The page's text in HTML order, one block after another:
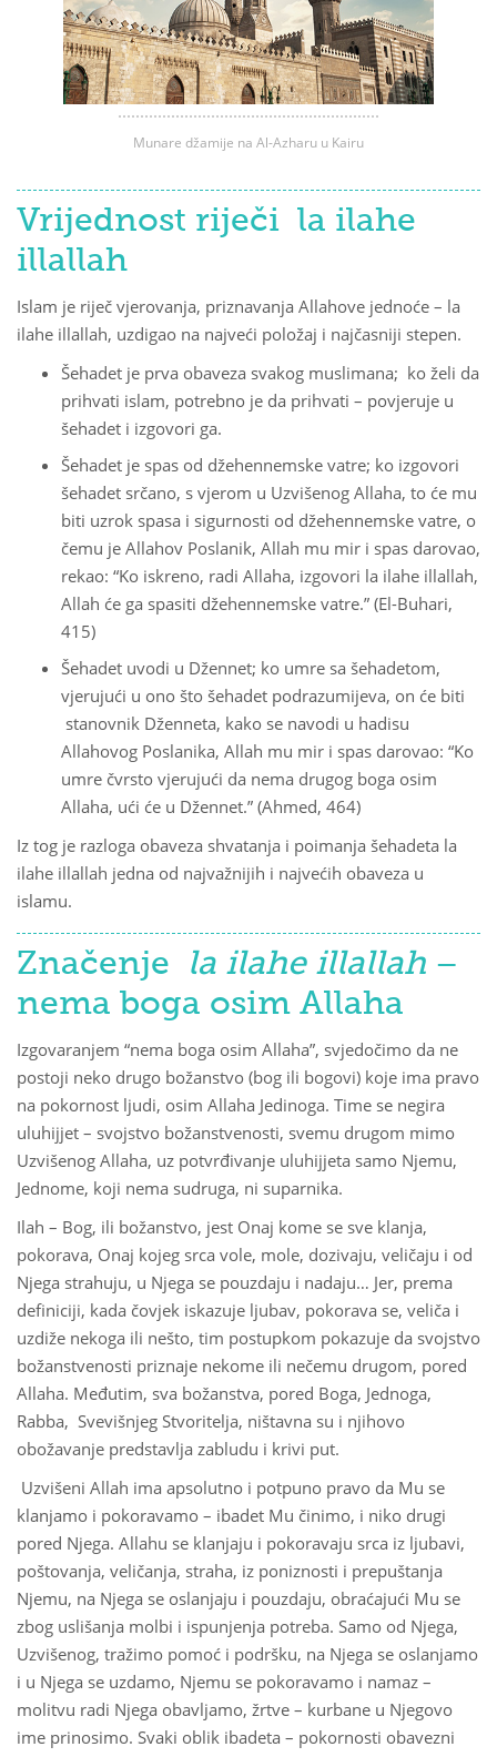
Munare džamije na Al-Azharu u Kairu
Vrijednost riječi la ilahe
illallah
Islam je riječ vjerovanja, priznavanja Allahove jednoće – la
ilahe illallah, uzdigao na najveći položaj i najčasniji stepen.
Šehadet je prva obaveza svakog muslimana; ko želi da
prihvati islam, potrebno je da prihvati – povjeruje u
šehadet i izgovori ga.
Šehadet je spas od džehennemske vatre; ko izgovori
šehadet srčano, s vjerom u Uzvišenog Allaha, to će mu
biti uzrok spasa i sigurnosti od džehennemske vatre, o
čemu je Allahov Poslanik, Allah mu mir i spas darovao,
rekao: “Ko iskreno, radi Allaha, izgovori la ilahe illallah,
Allah će ga spasiti džehennemske vatre.” (El-Buhari,
415)
Šehadet uvodi u Džennet; ko umre sa šehadetom,
vjerujući u ono što šehadet podrazumijeva, on će biti
stanovnik Dženneta, kako se navodi u hadisu
Allahovog Poslanika, Allah mu mir i spas darovao: “Ko
umre čvrsto vjerujući da nema drugog boga osim
Allaha, ući će u Džennet.” (Ahmed, 464)
Iz tog je razloga obaveza shvatanja i poimanja šehadeta la
ilahe illallah jedna od najvažnijih i najvećih obaveza u
islamu.
Značenje la ilahe illallah –
nema boga osim Allaha
Izgovaranjem “nema boga osim Allaha”, svjedočimo da ne
postoji neko drugo božanstvo (bog ili bogovi) koje ima pravo
na pokornost ljudi, osim Allaha Jedinoga. Time se negira
uluhijjet – svojstvo božanstvenosti, svemu drugom mimo
Uzvišenog Allaha, uz potvrđivanje uluhijjeta samo Njemu,
Jednome, koji nema sudruga, ni suparnika.
Ilah – Bog, ili božanstvo, jest Onaj kome se sve klanja,
pokorava, Onaj kojeg srca vole, mole, dozivaju, veličaju i od
Njega strahuju, u Njega se pouzdaju i nadaju… Jer, prema
definiciji, kada čovjek iskazuje ljubav, pokorava se, veliča i
uzdiže nekoga ili nešto, tim postupkom pokazuje da svojstvo
božanstvenosti priznaje nekome ili nečemu drugom, pored
Allaha. Međutim, sva božanstva, pored Boga, Jednoga,
Rabba, Svevišnjeg Stvoritelja, ništavna su i njihovo
obožavanje predstavlja zabludu i krivi put.
Uzvišeni Allah ima apsolutno i potpuno pravo da Mu se
klanjamo i pokoravamo – ibadet Mu činimo, i niko drugi
pored Njega. Allahu se klanjaju i pokoravaju srca iz ljubavi,
poštovanja, veličanja, straha, iz poniznosti i prepuštanja
Njemu, na Njega se oslanjaju i pouzdaju, obraćajući Mu se
zbog uslišanja molbi i ispunjenja potreba. Samo od Njega,
Uzvišenog, tražimo pomoć i podršku, na Njega se oslanjamo
i u Njega se uzdamo, Njemu se pokoravamo i namaz –
molitvu radi Njega obavljamo, žrtve – kurbane u Njegovo
ime prinosimo. Svaki oblik ibadeta – pokornosti obavezni